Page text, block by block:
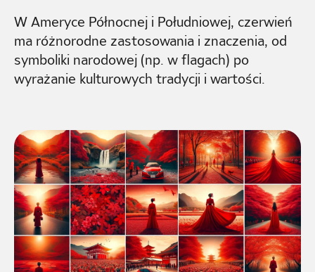
W Ameryce Północnej i Południowej, czerwień
ma różnorodne zastosowania i znaczenia, od
symboliki narodowej (np. w flagach) po
wyrażanie kulturowych tradycji i wartości.